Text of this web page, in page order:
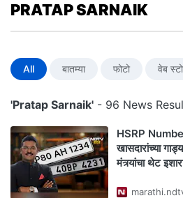
PRATAP SARNAIK
All बातम्या फोटो वेब
'Pratap Sarnaik' - 96 News
HSRP
खासदारांच्या
मंत्र्यांचा थेट